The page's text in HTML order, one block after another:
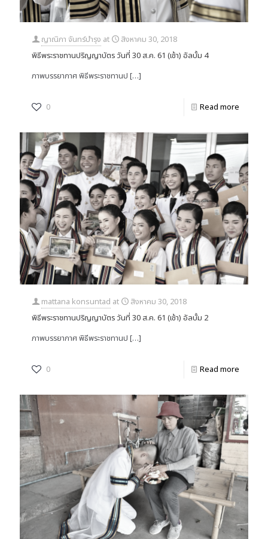
ญาณิภา จันทร์บำรุง at
สิงหาคม 30, 2018
พิธีพระราชทานปริญญาบัตร วันที่ 30 ส.ค. 61 (เช้า) อัลบั้ม 4
ภาพบรรยากาศ พิธีพระราชทานป […]
0 Read more
mattana konsuntad at
สิงหาคม 30, 2018
พิธีพระราชทานปริญญาบัตร วันที่ 30 ส.ค. 61 (เช้า) อัลบั้ม 2
ภาพบรรยากาศ พิธีพระราชทานป […]
0 Read more